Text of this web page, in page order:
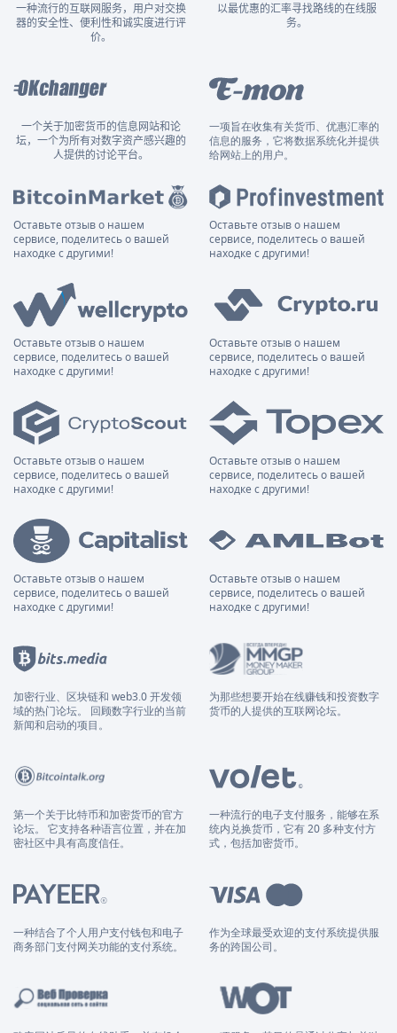
一种流行的互联网服务，用户对交换
器的安全性、便利性和诚实度进行评
价。
以最优惠的汇率寻找路线的在线服
务。
一个关于加密货币的信息网站和论
坛，一个为所有对数字资产感兴趣的
人提供的讨论平台。
一项旨在收集有关货币、优惠汇率的
信息的服务，它将数据系统化并提供
给网站上的用户。
Оставьте отзыв о нашем
сервисе, поделитесь о вашей
находке с другими!
Оставьте отзыв о нашем
сервисе, поделитесь о вашей
находке с другими!
Оставьте отзыв о нашем
сервисе, поделитесь о вашей
находке с другими!
Оставьте отзыв о нашем
сервисе, поделитесь о вашей
находке с другими!
Оставьте отзыв о нашем
сервисе, поделитесь о вашей
находке с другими!
Оставьте отзыв о нашем
сервисе, поделитесь о вашей
находке с другими!
Оставьте отзыв о нашем
сервисе, поделитесь о вашей
находке с другими!
Оставьте отзыв о нашем
сервисе, поделитесь о вашей
находке с другими!
加密行业、区块链和 web3.0 开发领
域的热门论坛。 回顾数字行业的当前
新闻和启动的项目。
为那些想要开始在线赚钱和投资数字
货币的人提供的互联网论坛。
第一个关于比特币和加密货币的官方
论坛。 它支持各种语言位置，并在加
密社区中具有高度信任。
一种流行的电子支付服务，能够在系
统内兑换货币，它有 20 多种支付方
式，包括加密货币。
一种结合了个人用户支付钱包和电子
商务部门支付网关功能的支付系统。
作为全球最受欢迎的支付系统提供服
务的跨国公司。